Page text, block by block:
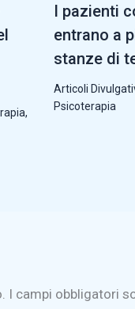
,
I pazienti
entrano a
stanze di
Articoli
Psicoterapia
I campi obbligatori